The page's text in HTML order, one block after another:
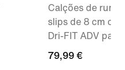
Calções de
slips de 8 cm
Dri-FIT ADV
79,99
79,99 €